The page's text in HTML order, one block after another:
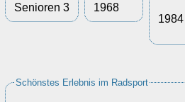
Senioren 3 1968
1984
Schönstes Erlebnis im Radsport